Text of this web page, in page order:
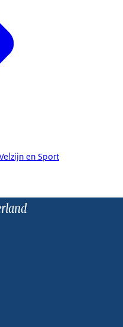
en Sport